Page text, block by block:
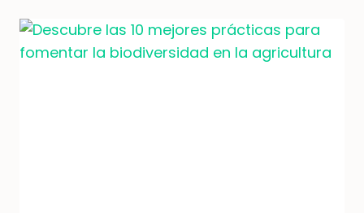
BIODIVERSIDAD
AGRÍCOLA: